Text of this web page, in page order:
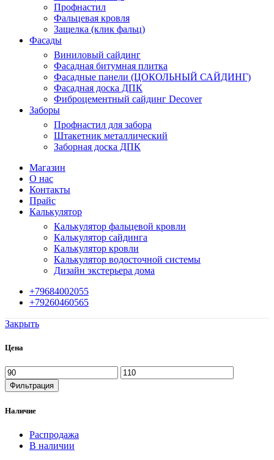
Профнастил
Фальцевая кровля
Защелка (клик фальц)
Фасады
Виниловый сайдинг
Фасадная битумная плитка
Фасадные панели (ЦОКОЛЬНЫЙ САЙДИНГ)
Фасадная доска ДПК
Фиброцементный сайдинг Decover
Заборы
Профнастил для забора
Штакетник металлический
Заборная доска ДПК
Магазин
О нас
Контакты
Прайс
Калькулятор
Калькулятор фальцевой кровли
Калькулятор сайдинга
Калькулятор кровли
Калькулятор водосточной системы
Дизайн экстерьера дома
+79684002055
+79260460565
Закрыть
Цена
Фильтрация
Наличие
Распродажа
В наличии